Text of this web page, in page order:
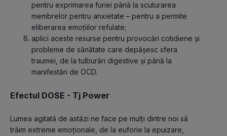
pentru exprimarea furiei până la scuturarea
membrelor pentru anxietate – pentru a permite
eliberarea emoțiilor refulate;
aplici aceste resurse pentru provocări cotidiene și
probleme de sănătate care depășesc sfera
traumei, de la tulburări digestive și până la
manifestări de OCD.
Efectul DOSE - Tj Power
Lumea agitată de astăzi ne face pe mulți dintre noi să
trăim extreme emoționale, de la euforie la epuizare,